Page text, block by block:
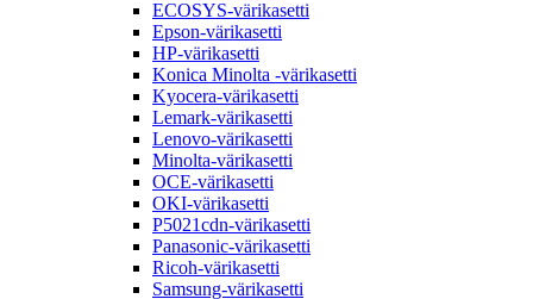
ECOSYS-värikasetti
Epson-värikasetti
HP-värikasetti
Konica Minolta -värikasetti
Kyocera-värikasetti
Lemark-värikasetti
Lenovo-värikasetti
Minolta-värikasetti
OCE-värikasetti
OKI-värikasetti
P5021cdn-värikasetti
Panasonic-värikasetti
Ricoh-värikasetti
Samsung-värikasetti